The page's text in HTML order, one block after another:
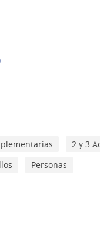
2 y 3
Personas